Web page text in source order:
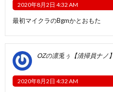
2020年8月2日 4:32 AM
最初マイクラのBgmかとおもた
OZの凛兎ぅ【清掃員ナノ】
2020年8月2日 4:32 AM